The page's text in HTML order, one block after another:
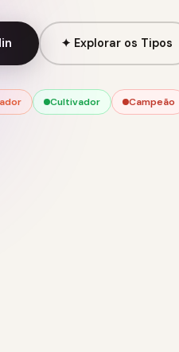
✦ Explorar os Tipos
Cultivador Campeão